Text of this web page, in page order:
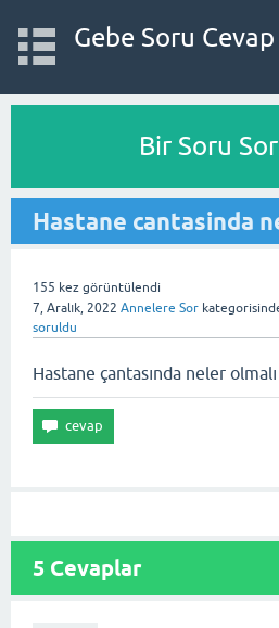
Gebe Soru Cevap
Bir Soru Sor
Hastane cantasinda
155 kez görüntülendi
7, Aralık, 2022 Annelere Sor
soruldu
Hastane çantasında neler olmalı
5 Cevaplar